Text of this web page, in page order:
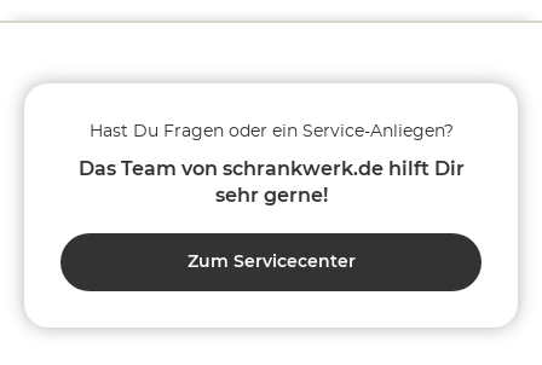
Hast Du Fragen oder ein Service-Anliegen?
Das Team von schrankwerk.de hilft Dir
sehr gerne!
Zum Servicecenter